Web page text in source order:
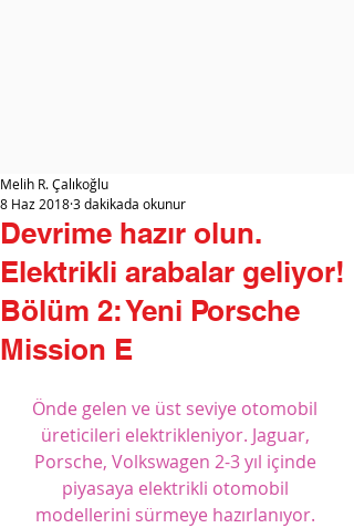
Devrime hazır olun.
Elektrikli arabalar geliyor!
Bölüm 2: Yeni Porsche
Mission E
Melih R. Çalıkoğlu
8 Haz 20183 dakikada okunur
Önde gelen ve üst seviye otomobil
üreticileri elektrikleniyor. Jaguar,
Porsche, Volkswagen 2-3 yıl içinde
piyasaya elektrikli otomobil
modellerini sürmeye hazırlanıyor.